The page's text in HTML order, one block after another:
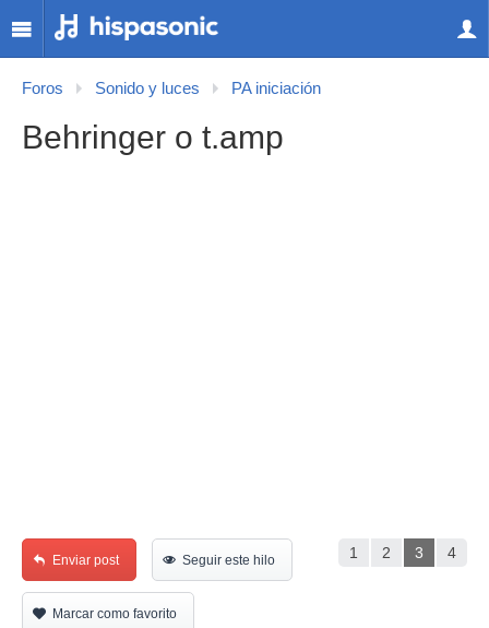
Foros Sonido y luces PA iniciación
Behringer o t.amp
1 2 3 4
Enviar post Seguir este hilo
Marcar como favorito